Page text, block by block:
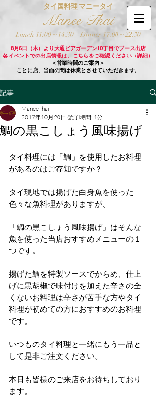
タイ国料理 マニータイ
Manee Thai
Lunch 11:00 ~ 14:30 Dinner 17:00 ~ 22:30
8月6日（木）より大通ビアガーデン10丁目でブース出店
各イベントでの出店情報は、こちらをご確認ください（詳細）
＜営業時間のご案内＞
ことに店、当面の間は休業とさせていただきます。
記事
鯛の黒こしょう風味揚げ
ManeeThai
2017年10月20日 読了時間: 1分
タイ料理には「鯛」を使用したお料理
があるのはご存知ですか？
タイ現地では揚げた白身魚を使った
色々な魚料理がありますが、
「鯛の黒こしょう風味揚げ」はそんな
魚を使った当店おすすめメニューの１
つです。
揚げた鯛を特製ソースでからめ、仕上
げに黒胡椒で味付けを加えた辛さの全
くないお料理は辛さが苦手な方やタイ
料理が初めての方におすすめのお料理
です。
いつものタイ料理と一緒にもう一品と
して是非ご注文ください。
本日も皆様のご来店をお待ちしており
ます。